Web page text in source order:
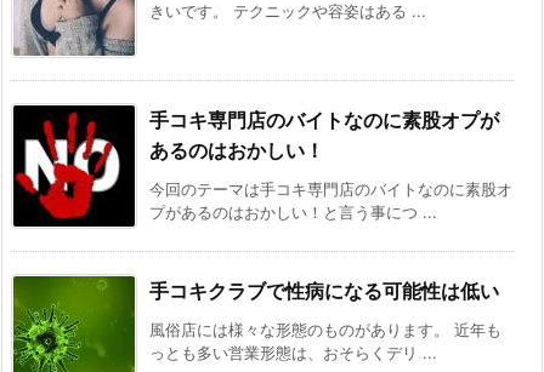
きいです。 テクニックや容姿はある ...
手コキ専門店のバイトなのに素股オプが
あるのはおかしい！
今回のテーマは手コキ専門店のバイトなのに素股オ
プがあるのはおかしい！と言う事につ ...
手コキクラブで性病になる可能性は低い
風俗店には様々な形態のものがあります。 近年も
っとも多い営業形態は、おそらくデリ ...